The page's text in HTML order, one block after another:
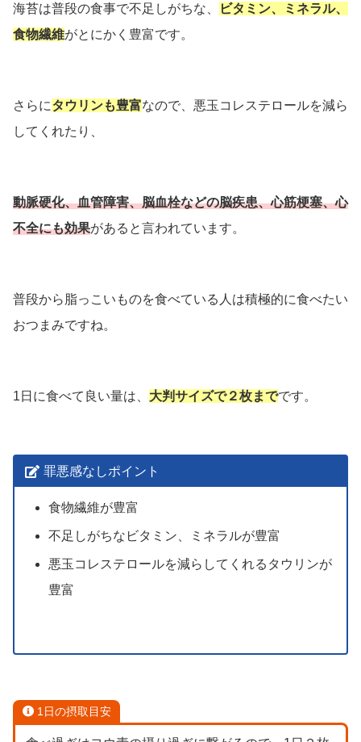
海苔は普段の食事で不足しがちな、
ビタミン、ミネラル、
食物繊維がとにかく豊富です。
さらにタウリンも豊富なので、悪玉コレステロールを減ら
してくれたり、
動脈硬化、血管障害、脳血栓などの脳疾患、心筋梗塞、心
不全にも効果があると言われています。
普段から脂っこいものを食べている人は積極的に食べたい
おつまみですね。
1日に食べて良い量は、 大判サイズで２枚までです。
罪悪感なしポイント
食物繊維が豊富
不足しがちなビタミン、ミネラルが豊富
悪玉コレステロールを減らしてくれるタウリンが
豊富
1日の摂取目安